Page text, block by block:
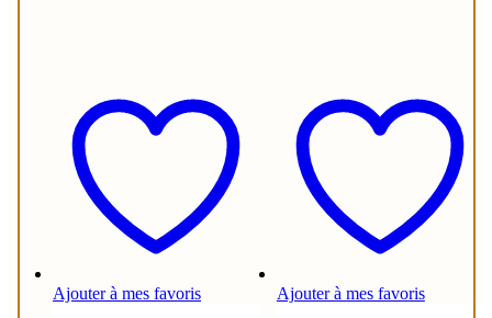
Ajouter à mes favoris Ajouter à mes favoris